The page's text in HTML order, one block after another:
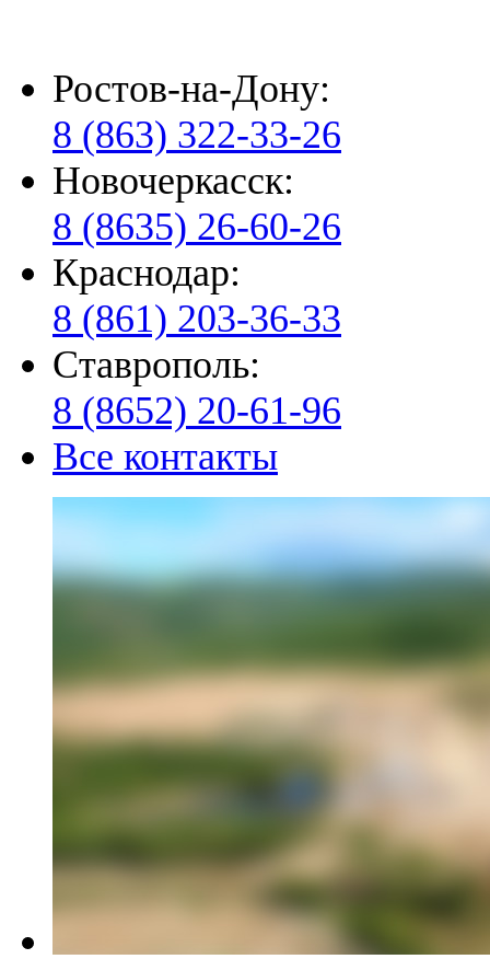
Ростов-на-Дону:
8 (863) 322-33-26
Новочеркасск:
8 (8635) 26-60-26
Краснодар:
8 (861) 203-36-33
Ставрополь:
8 (8652) 20-61-96
Все контакты